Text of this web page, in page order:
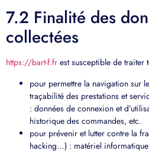
7.2 Finalité des
collectées
https://bart-f.fr est susceptible de traiter
pour permettre la navigation sur
traçabilité des prestations et
: données de connexion et
historique des commandes, etc.
pour prévenir et lutter contre la
hacking…) : matériel